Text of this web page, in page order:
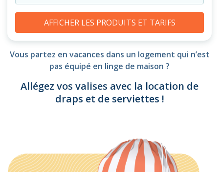
AFFICHER LES PRODUITS ET TARIFS
Vous partez en vacances dans un logement qui n’est
pas équipé en linge de maison ?
Allégez vos valises avec la location de
draps et de serviettes !